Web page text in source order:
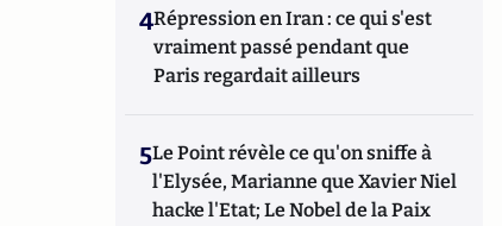
4Répression en Iran : ce qui s'est
vraiment passé pendant que
Paris regardait ailleurs
5Le Point révèle ce qu'on sniffe à
l'Elysée, Marianne que Xavier Niel
hacke l'Etat; Le Nobel de la Paix